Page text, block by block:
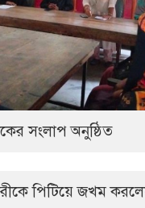
সংলাপ অনুষ্ঠিত
পিটিয়ে জখম